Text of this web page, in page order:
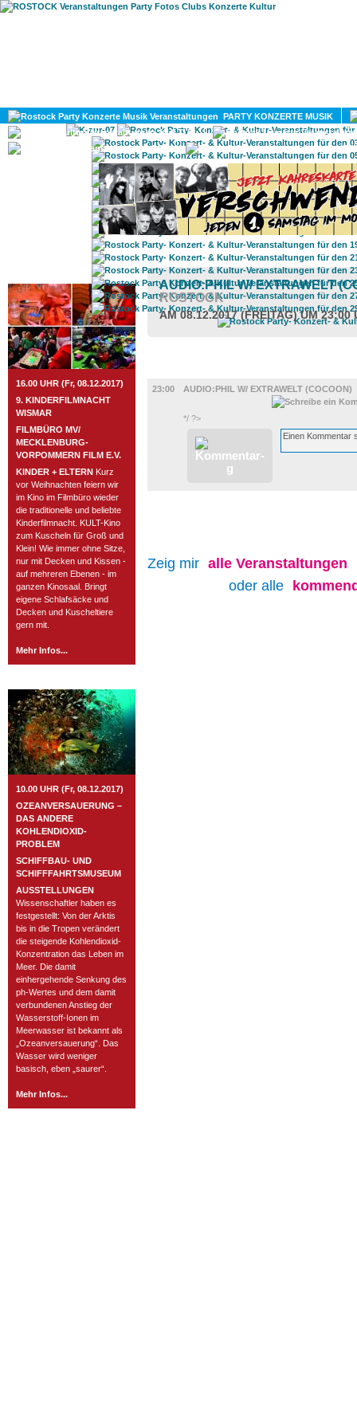
PARTY KONZERTE MUSIK
KULTUR
GAY
ROSTOCK TAGESTIPP
16.00 UHR (Fr, 08.12.2017)
9. KINDERFILMNACHT
WISMAR
FILMBÜRO MV/
MECKLENBURG-
VORPOMMERN FILM E.V.
KINDER + ELTERN Kurz
vor Weihnachten feiern wir
im Kino im Filmbüro wieder
die traditionelle und beliebte
Kinderfilmnacht. KULT-Kino
zum Kuscheln für Groß und
Klein! Wie immer ohne Sitze,
nur mit Decken und Kissen -
auf mehreren Ebenen - im
ganzen Kinosaal. Bringt
eigene Schlafsäcke und
Decken und Kuscheltiere
gern mit.
Mehr Infos...
10.00 UHR (Fr, 08.12.2017)
OZEANVERSAUERUNG –
DAS ANDERE
KOHLENDIOXID-
PROBLEM
SCHIFFBAU- UND
SCHIFFFAHRTSMUSEUM
AUSSTELLUNGEN
Wissenschaftler haben es
festgestellt: Von der Arktis
bis in die Tropen verändert
die steigende Kohlendioxid-
Konzentration das Leben im
Meer. Die damit
einhergehende Senkung des
ph-Wertes und dem damit
verbundenen Anstieg der
Wasserstoff-Ionen im
Meerwasser ist bekannt als
„Ozeanversauerung“. Das
Wasser wird weniger
basisch, eben „saurer“.
Mehr Infos...
AUDIO:PHIL W/ EXTRAWELT
ROSTOCK
AM 08.12.2017 (FREITAG) UM 23:00
23:00
AUDIO:PHIL W/ EXTRAWELT (COCOON)
*/ ?>
Zeig mir alle Veranstaltungen
oder alle